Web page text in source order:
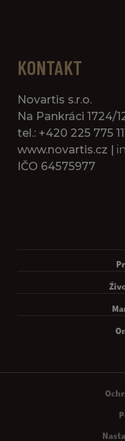
KONTAKT
Novartis s.r.o.
Na Pankráci 1724/
tel.: +420 225 775
www.novartis.cz |
IČO 64575977
Legal [Footer